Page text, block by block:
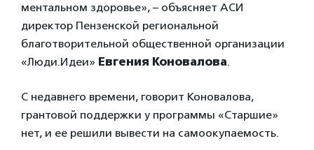
ментальном здоровье», – объясняет АСИ
директор Пензенской региональной
благотворительной общественной организации
«Люди.Идеи» Евгения Коновалова.
С недавнего времени, говорит Коновалова,
грантовой поддержки у программы «Старшие»
нет, и ее решили вывести на самоокупаемость.